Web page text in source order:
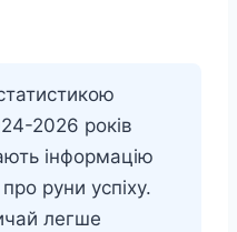
2026 років
інформацію
руни успіху.
легше